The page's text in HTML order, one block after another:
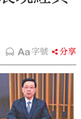
字號 分享